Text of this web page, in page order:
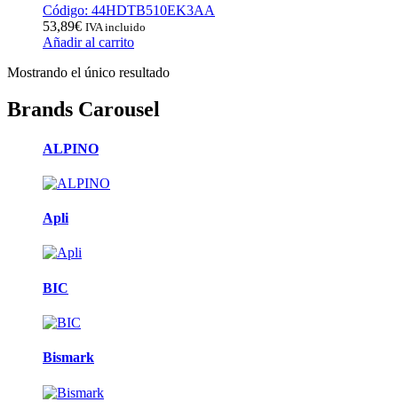
Código: 44HDTB510EK3AA
53,89€ IVA incluido
Añadir al carrito
Mostrando el único resultado
Brands Carousel
ALPINO
Apli
BIC
Bismark